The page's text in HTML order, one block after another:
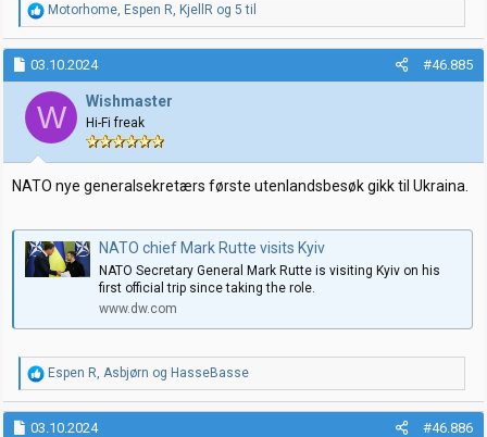
R
e
a
k
s
j
o
n
e
r
:
Motorhome, Espen R, KjellR og 5 til
03.10.2024 #46.885
W Wishmaster
Hi-Fi freak
NATO nye generalsekretærs første utenlandsbesøk gikk til Ukraina.
NATO chief Mark Rutte visits Kyiv
NATO Secretary General Mark Rutte is visiting Kyiv on his
first official trip since taking the role.
www.dw.com
R
e
a
k
Espen R Asbjørn og HasseBasse
03.10.2024 #46.886